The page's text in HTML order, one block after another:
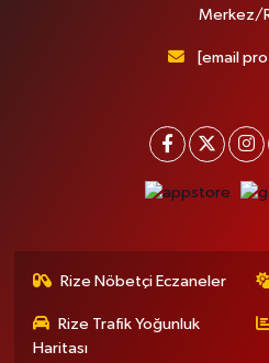
Merkez/
[email
Rize Nöbetçi Eczaneler
Rize Trafik Yoğunluk
Haritası